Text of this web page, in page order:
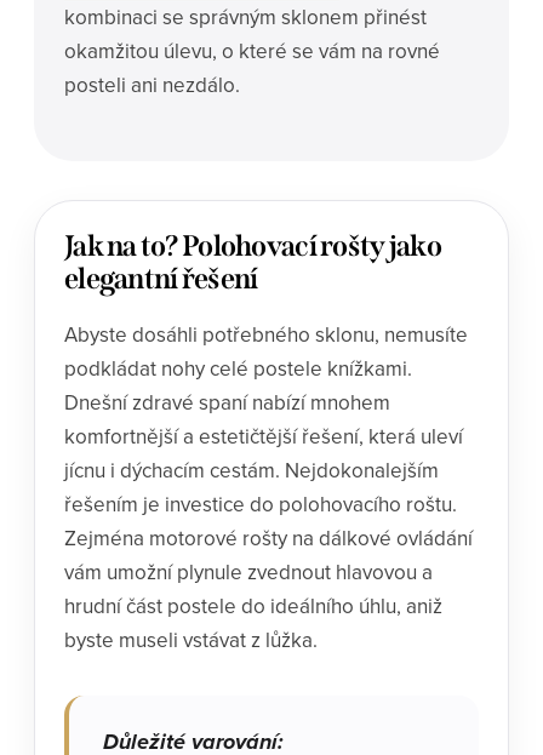
kombinaci se správným sklonem přinést
okamžitou úlevu, o které se vám na rovné
posteli ani nezdálo.
Jak na to? Polohovací rošty jako
elegantní řešení
Abyste dosáhli potřebného sklonu, nemusíte
podkládat nohy celé postele knížkami.
Dnešní zdravé spaní nabízí mnohem
komfortnější a estetičtější řešení, která uleví
jícnu i dýchacím cestám. Nejdokonalejším
řešením je investice do polohovacího roštu.
Zejména motorové rošty na dálkové ovládání
vám umožní plynule zvednout hlavovou a
hrudní část postele do ideálního úhlu, aniž
byste museli vstávat z lůžka.
Důležité varování: